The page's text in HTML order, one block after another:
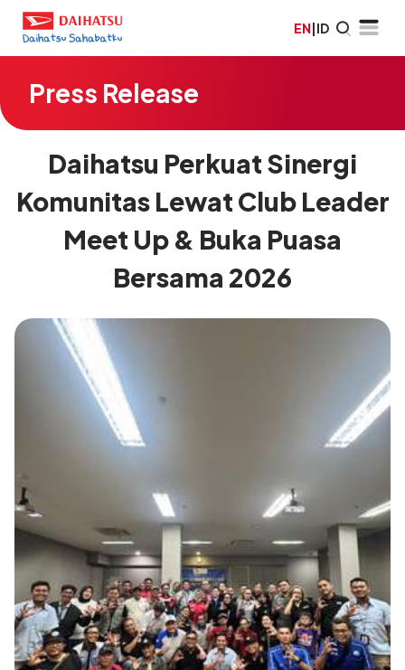
EN|ID
Press Release
Daihatsu Perkuat Sinergi
Komunitas Lewat Club Leader
Meet Up & Buka Puasa
Bersama 2026